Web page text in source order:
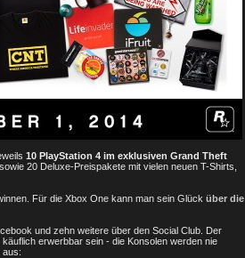
10 PlayStation 4 im exklusiven Grand Theft
sowie 20 Deluxe-Preispakete mit vielen neuen T-Shirts,
Für die Xbox One kann man sein Glück über die
und zehn weitere über den Social Club. Der
käuflich erwerbbar sein - die Konsolen werden nie
aus: